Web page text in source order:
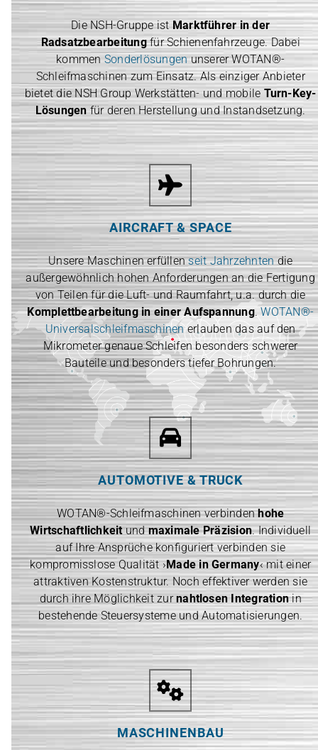
Die NSH-Gruppe istMarktführer in der
Radsatzbearbeitungfür Schienenfahrzeuge. Dabei
kommen Sonderlösungenunserer WOTAN®-
Schleifmaschinen zum Einsatz. Als einziger Anbieter
bietet die NSH Group Werkstätten- und mobile Turn-Key-
Lösungenfür deren Herstellung und Instandsetzung.
AIRCRAFT & SPACE
Unsere Maschinen erfüllenseit Jahrzehntendie
außergewöhnlich hohen Anforderungen an die Fertigung
von Teilen für die Luft- und Raumfahrt, u.a. durch die
Komplettbearbeitung in einer Aufspannung.WOTAN®-
Universalschleifmaschinenerlauben das auf den
Mikrometer genaue Schleifen besonders schwerer
Bauteile und besonders tiefer Bohrungen.
AUTOMOTIVE & TRUCK
WOTAN®-Schleifmaschinen verbindenhohe
Wirtschaftlichkeitundmaximale Präzision. Individuell
auf Ihre Ansprüche konfiguriert verbinden sie
kompromisslose Qualität ›Made in Germany‹ mit einer
attraktiven Kostenstruktur. Noch effektiver werden sie
durch ihre Möglichkeit zurnahtlosen Integrationin
bestehende Steuersysteme und Automatisierungen.
MASCHINENBAU